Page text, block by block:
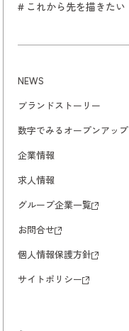
# これから先を描きたい
NEWS
ブランドストーリー
数字でみるオープンアップ
企業情報
求人情報
グループ企業一覧
お問合せ
個人情報保護方針
サイトポリシー